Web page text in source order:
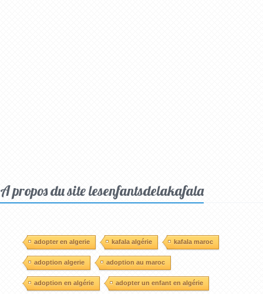
A propos du site lesenfantsdelakafala
adopter en algerie kafala algérie kafala maroc
adoption algerie adoption au maroc
adoption en algérie adopter un enfant en algérie